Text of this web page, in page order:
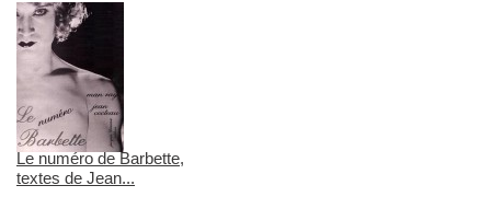
Le numéro de Barbette,
textes de Jean...